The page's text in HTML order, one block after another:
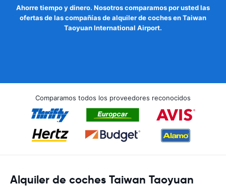
Ahorre tiempo y dinero. Nosotros comparamos por usted las
ofertas de las compañías de alquiler de coches en Taiwan
Taoyuan International Airport.
Comparamos todos los proveedores reconocidos
Alquiler de coches Taiwan Taoyuan